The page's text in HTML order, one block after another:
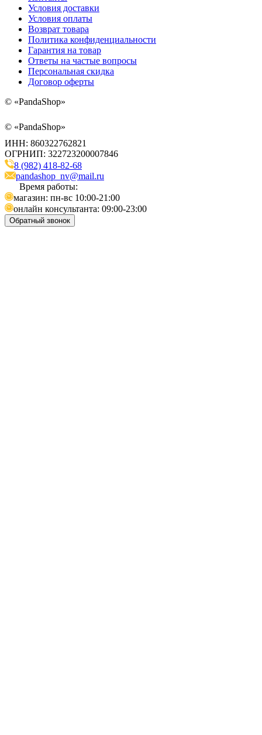
Условия доставки
Условия оплаты
Возврат товара
Политика конфиденциальности
Гарантия на товар
Ответы на частые вопросы
Персональная скидка
Договор оферты
© «PandaShop»
© «PandaShop»
ИНН: 860322762821
ОГРНИП: 322723200007846
8 (982) 418-82-68
pandashop_nv@mail.ru
Время работы:
магазин: пн-вс 10:00-21:00
онлайн консультанта: 09:00-23:00
Обратный звонок